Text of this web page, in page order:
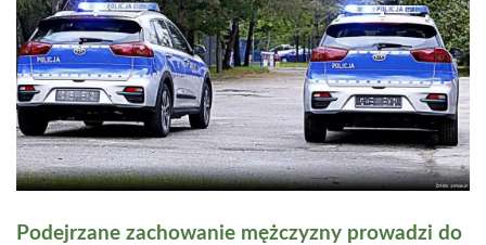
Podejrzane zachowanie mężczyzny prowadzi do